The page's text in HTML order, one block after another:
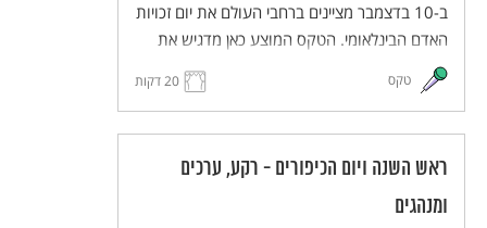
ב-10 בדצמבר מציינים ברחבי העולם את יום זכויות
האדם הבינלאומי. הטקס המוצע כאן מדגיש את
העשייה של פעילים למען זכויות אדם. הטקס
יתקיים בפורמט כיתתי בכיתות בית הספר השונות
הטקס מותאם ללמידה מרחוק, וניתן להתאימו גם
ללמידה בכיתה.
טקס 20 דקות
ראש השנה ויום הכיפורים - רקע, ערכים
ומנהגים